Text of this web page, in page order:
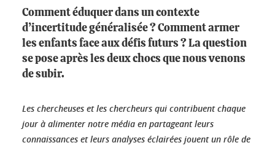
Comment éduquer dans un contexte
d’incertitude généralisée ? Comment armer
les enfants face aux défis futurs ? La question
se pose après les deux chocs que nous venons
de subir.
Les chercheuses et les chercheurs qui contribuent chaque
jour à alimenter notre média en partageant leurs
connaissances et leurs analyses éclairées jouent un rôle de